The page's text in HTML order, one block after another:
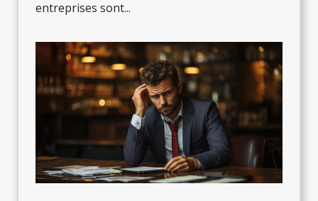
entreprises sont...